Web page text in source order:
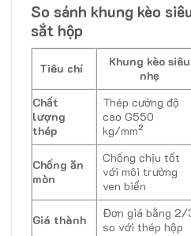
So sánh khung kèo
sắt hộp
Tiêu chí
Khung kèo siêu
nhẹ
Chất
lượng
thép
Thép cường độ
cao G550
kg/mm²
Chống ăn
mòn
Chống chịu tốt
với môi trường
ven biển
Giá thành
Đơn giá bằng 2/
so với thép hộp